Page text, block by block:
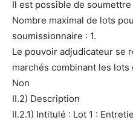
Il est possible de
Nombre maximal de lots
soumissionnaire : 1.
Le pouvoir adjudicateur se
marchés combinant les
Non
II.2) Description
II.2.1) Intitulé : Lot 1 :